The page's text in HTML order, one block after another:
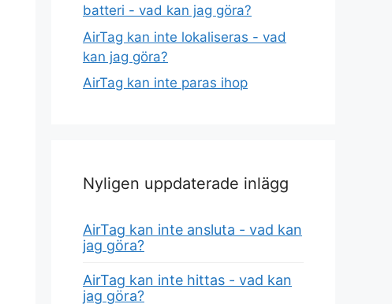
batteri - vad kan jag göra?
AirTag kan inte lokaliseras - vad
kan jag göra?
AirTag kan inte paras ihop
Nyligen uppdaterade inlägg
AirTag kan inte ansluta - vad kan
jag göra?
AirTag kan inte hittas - vad kan
jag göra?